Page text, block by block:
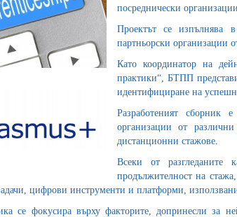
посреднически
Проектът се изпълнява
партньорски организации
Като координатор на
практики“, БТПП
идентифициране на
Разработеният
организации от
дистанционни стажове.
Всеки от разгледаните
продължителност на
цифрови инструменти и платформи,
се фокусира върху факторите, допринесли за